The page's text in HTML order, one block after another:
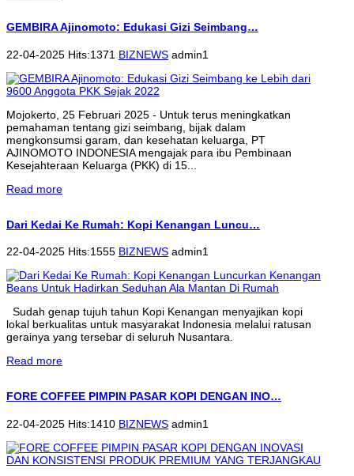
GEMBIRA Ajinomoto: Edukasi Gizi Seimbang…
22-04-2025 Hits:1371 BIZNEWS admin1
Mojokerto, 25 Februari 2025 - Untuk terus meningkatkan
pemahaman tentang gizi seimbang, bijak dalam
mengkonsumsi garam, dan kesehatan keluarga, PT
AJINOMOTO INDONESIA mengajak para ibu Pembinaan
Kesejahteraan Keluarga (PKK) di 15...
Read more
Dari Kedai Ke Rumah: Kopi Kenangan Luncu…
22-04-2025 Hits:1555 BIZNEWS admin1
Sudah genap tujuh tahun Kopi Kenangan menyajikan kopi
lokal berkualitas untuk masyarakat Indonesia melalui ratusan
gerainya yang tersebar di seluruh Nusantara.
Read more
FORE COFFEE PIMPIN PASAR KOPI DENGAN INO…
22-04-2025 Hits:1410 BIZNEWS admin1